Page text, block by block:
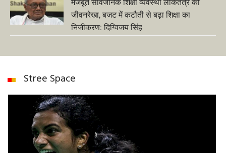
मजबूत सार्वजनिक शिक्षा व्यवस्था लोकतंत्र की
जीवनरेखा, बजट में कटौती से बढ़ा शिक्षा का
निजीकरण: दिग्विजय सिंह
Stree Space